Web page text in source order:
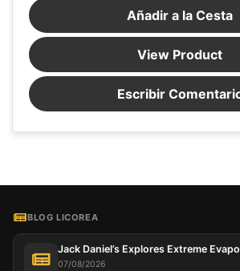
Añadir a la Cesta
View Product
Escribir
BLOG LICOREA
Jack Daniel’s Explores Extreme
07/08/2026